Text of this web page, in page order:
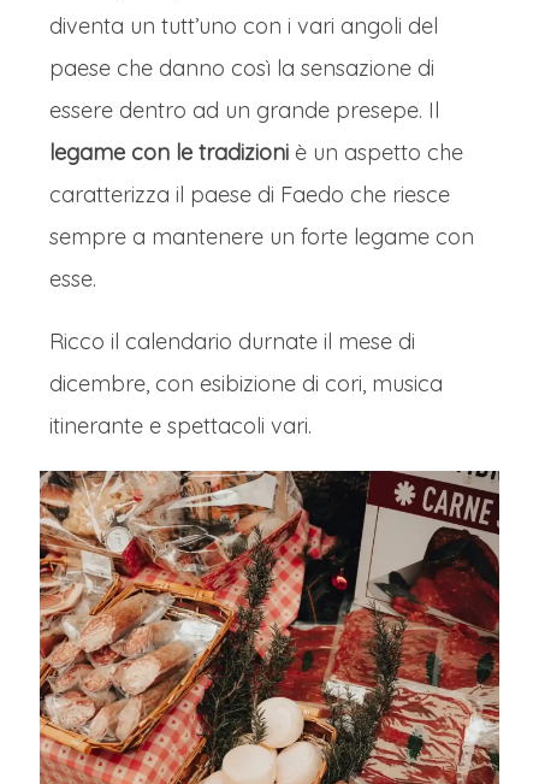
diventa un tutt’uno con i vari angoli del
paese che danno così la sensazione di
essere dentro ad un grande presepe. Il
legame con le tradizioni è un aspetto che
caratterizza il paese di Faedo che riesce
sempre a mantenere un forte legame con
esse.
Ricco il calendario durnate il mese di
dicembre, con esibizione di cori, musica
itinerante e spettacoli vari.